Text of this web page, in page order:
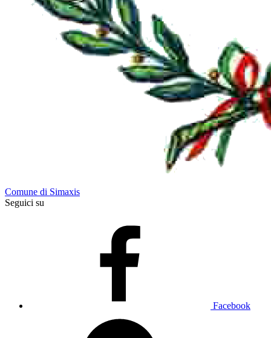
Comune di Simaxis
Seguici su
Facebook